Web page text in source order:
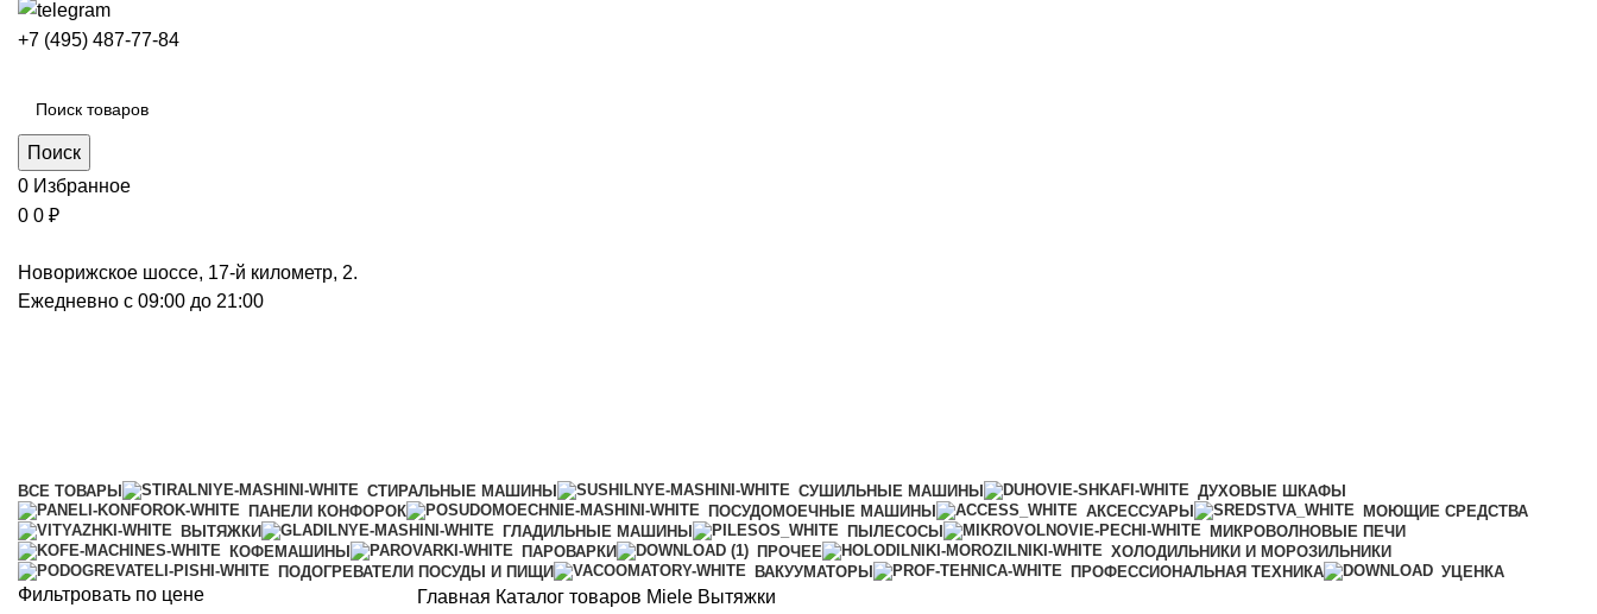
+7 (495) 487-77-84
Поиск
0 Избранное
0 0 ₽
Новорижское шоссе, 17-й километр, 2.
Ежедневно с 09:00 до 21:00
ВСЕ ТОВАРЫ СТИРАЛЬНЫЕ МАШИНЫ СУШИЛЬНЫЕ МАШИНЫ
ДУХОВЫЕ ШКАФЫ
ПАНЕЛИ КОНФОРОК
ПОСУДОМОЕЧНЫЕ МАШИНЫ АКСЕССУАРЫ
МОЮЩИЕ СРЕДСТВА
ВЫТЯЖКИ
ГЛАДИЛЬНЫЕ МАШИНЫ ПЫЛЕСОСЫ
МИКРОВОЛНОВЫЕ ПЕЧИ
КОФЕМАШИНЫ
ПАРОВАРКИ ПРОЧЕЕ
ХОЛОДИЛЬНИКИ И МОРОЗИЛЬНИКИ
ПОДОГРЕВАТЕЛИ ПОСУДЫ И ПИЩИ
ВАКУУМАТОРЫ ПРОФЕССИОНАЛЬНАЯ ТЕХНИКА УЦЕНКА
Фильтровать по цене Главная Каталог товаров Miele Вытяжки